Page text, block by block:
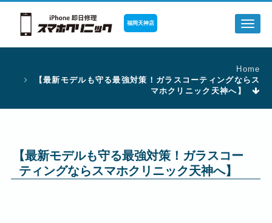
Toggle
福岡天神店
Home
【最新モデルも守る最強対策！ガラスコーティングならス
マホクリニック天神へ】
【最新モデルも守る最強対策！ガラスコー
ティングならスマホクリニック天神へ】